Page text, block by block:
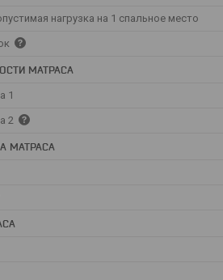
нагрузка на 1 спальное место
МАТРАСА
1
2
МАТРАСА